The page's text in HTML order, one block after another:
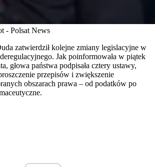
- Polsat News
zatwierdził kolejne zmiany legislacyjne w
Jak poinformowała w piątek
głowa państwa podpisała cztery ustawy,
przepisów i zwiększenie
obszarach prawa – od podatków po